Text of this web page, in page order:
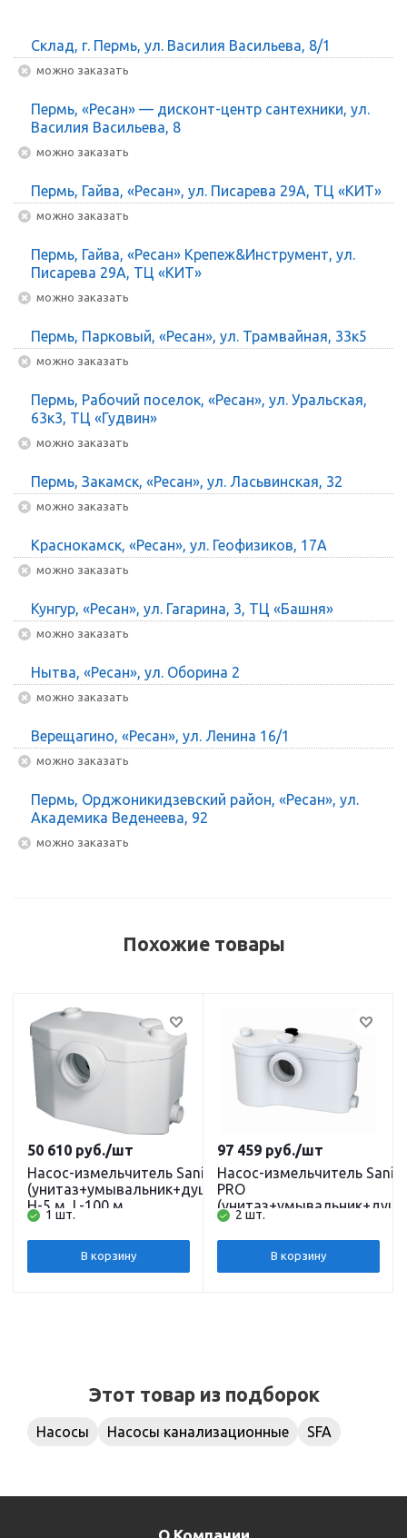
Склад, г. Пермь, ул. Василия Васильева, 8/1
Можно заказать
Пермь, «Ресан» — дисконт-центр сантехники, ул.
Василия Васильева, 8
Можно заказать
Пермь, Гайва, «Ресан», ул. Писарева 29А, ТЦ «КИТ»
Можно заказать
Пермь, Гайва, «Ресан» Крепеж&Инструмент, ул.
Писарева 29А, ТЦ «КИТ»
Можно заказать
Пермь, Парковый, «Ресан», ул. Трамвайная, 33к5
Можно заказать
Пермь, Рабочий поселок, «Ресан», ул. Уральская,
63к3, ТЦ «Гудвин»
Можно заказать
Пермь, Закамск, «Ресан», ул. Ласьвинская, 32
Можно заказать
Краснокамск, «Ресан», ул. Геофизиков, 17А
Можно заказать
Кунгур, «Ресан», ул. Гагарина, 3, ТЦ «Башня»
Можно заказать
Нытва, «Ресан», ул. Оборина 2
Можно заказать
Верещагино, «Ресан», ул. Ленина 16/1
Можно заказать
Пермь, Орджоникидзевский район, «Ресан», ул.
Академика Веденеева, 92
Можно заказать
Похожие товары
Насос-измельчитель SaniPro
(унитаз+умывальник+душ+биде)
Н-5 м, L-100 м
1 шт.
50 610 руб./шт
В корзину
Насос-измельчитель
PRO
H-7 м, L-110 м
2 шт.
97 459 руб./шт
В корзину
Этот товар из подборок
Насосы Насосы канализационные SFA
О Компании